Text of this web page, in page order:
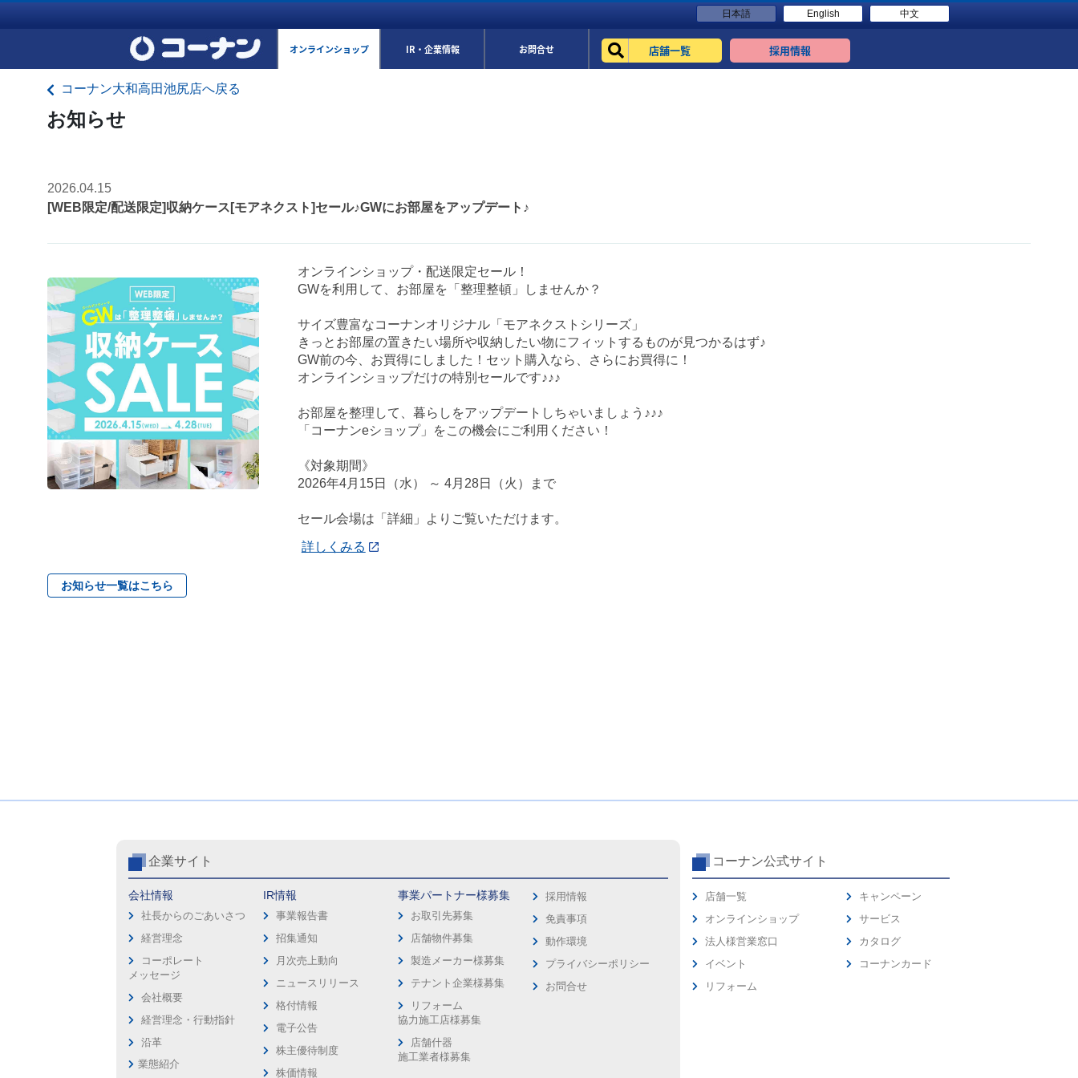
日本語 English 中文
オンラインショップ IR・企業情報 お問合せ 店舗一覧 採用情報
コーナン大和高田池尻店へ戻る
お知らせ
2026.04.15
[WEB限定/配送限定]収納ケース[モアネクスト]セール♪GWにお部屋をアップデート♪
オンラインショップ・配送限定セール！
GWを利用して、お部屋を「整理整頓」しませんか？
サイズ豊富なコーナンオリジナル「モアネクストシリーズ」
きっとお部屋の置きたい場所や収納したい物にフィットするものが見つかるはず♪
GW前の今、お買得にしました！セット購入なら、さらにお買得に！
オンラインショップだけの特別セールです♪♪♪
お部屋を整理して、暮らしをアップデートしちゃいましょう♪♪♪
「コーナンeショップ」をこの機会にご利用ください！
《対象期間》
2026年4月15日（水） ～ 4月28日（火）まで
セール会場は「詳細」よりご覧いただけます。
詳しくみる
お知らせ一覧はこちら
企業サイト
会社情報
社長からのごあいさつ
経営理念
コーポレート
メッセージ
会社概要
経営理念・行動指針
沿革
業態紹介
IR情報
事業報告書
招集通知
月次売上動向
ニュースリリース
格付情報
電子公告
株主優待制度
株価情報
事業パートナー様募集
お取引先募集
店舗物件募集
製造メーカー様募集
テナント企業様募集
リフォーム
協力施工店様募集
店舗什器
施工業者様募集
採用情報
免責事項
動作環境
プライバシーポリシー
お問合せ
コーナン公式サイト
店舗一覧
オンラインショップ
法人様営業窓口
イベント
リフォーム
キャンペーン
サービス
カタログ
コーナンカード